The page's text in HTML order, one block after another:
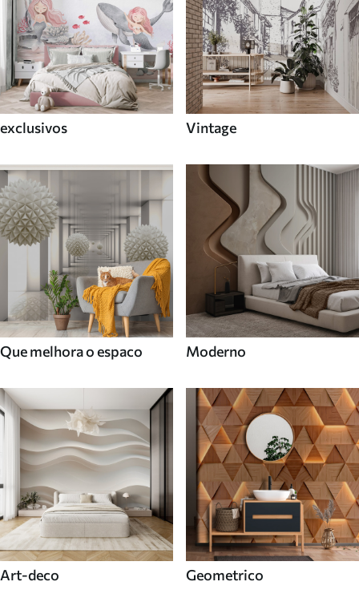
exclusivos Vintage
Que melhora o espaco Moderno
Art-deco Geometrico